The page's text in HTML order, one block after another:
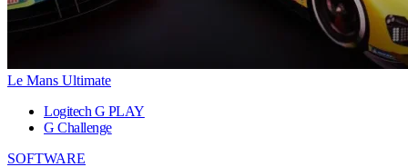
Le Mans Ultimate
Logitech G PLAY
G Challenge
SOFTWARE